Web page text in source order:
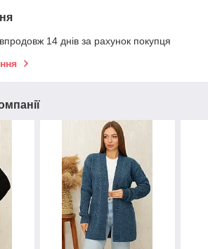
14 днів за рахунок покупця